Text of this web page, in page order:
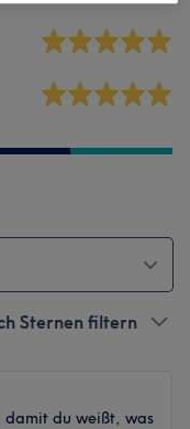
Sternen filtern
damit du weißt, was